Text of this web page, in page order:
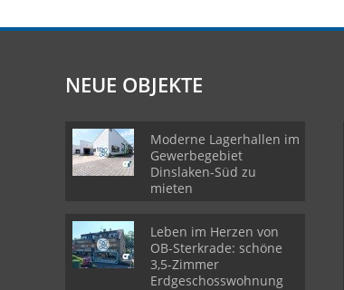
NEUE OBJEKTE
Moderne Lagerhallen im
Gewerbegebiet
Dinslaken-Süd zu
mieten
Leben im Herzen von
OB-Sterkrade: schöne
3,5-Zimmer
Erdgeschosswohnung